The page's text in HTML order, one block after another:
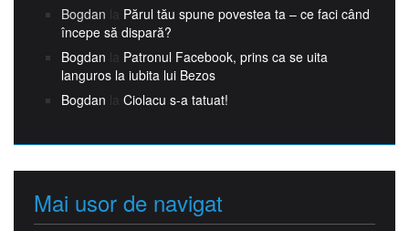
Bogdan la Părul tău spune povestea ta – ce faci când
începe să dispară?
Bogdan la Patronul Facebook, prins ca se uita
languros la iubita lui Bezos
Bogdan la Ciolacu s-a tatuat!
Mai usor de navigat